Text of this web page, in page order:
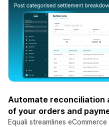
Automate reconciliation
of your orders and
Equali streamlines